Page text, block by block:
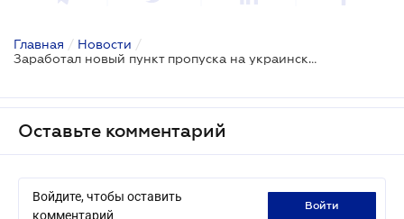
Главная / Новости /
Заработал новый пункт пропуска на украинско-румынской границе
Оставьте комментарий
Войдите, чтобы оставить
комментарий
войти